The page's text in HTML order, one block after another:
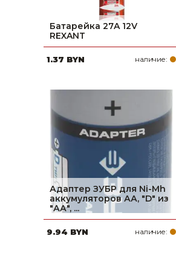
Батарейка 27A 12V
REXANT
1.37 BYN наличие:
Адаптер ЗУБР для Ni-Mh
аккумуляторов АА, ″D″ из
″АА″, ...
9.94 BYN наличие: